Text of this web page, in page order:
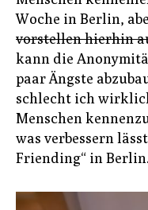
Woche in Berlin,
vorstellen hierhin
kann die
paar Ängste
schlecht ich
Menschen
was verbessern
Friending“ in Berlin.